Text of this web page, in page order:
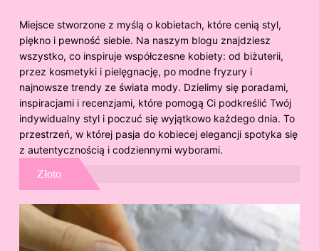
Miejsce stworzone z myślą o kobietach, które cenią styl,
piękno i pewność siebie. Na naszym blogu znajdziesz
wszystko, co inspiruje współczesne kobiety: od biżuterii,
przez kosmetyki i pielęgnację, po modne fryzury i
najnowsze trendy ze świata mody. Dzielimy się poradami,
inspiracjami i recenzjami, które pomogą Ci podkreślić Twój
indywidualny styl i poczuć się wyjątkowo każdego dnia. To
przestrzeń, w której pasja do kobiecej elegancji spotyka się
z autentycznością i codziennymi wyborami.
Złoto